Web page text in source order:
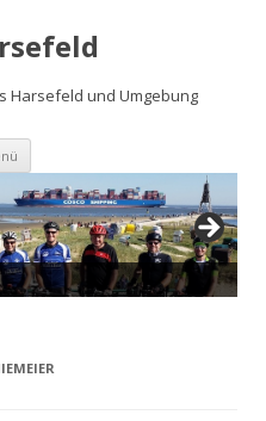
Harsefeld und Umgebung
Zum
springen